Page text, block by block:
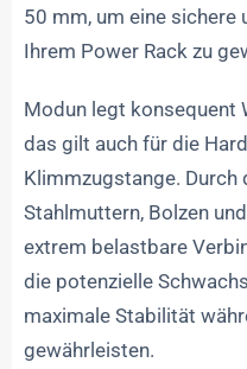
50 mm, um eine sichere
Ihrem Power Rack zu
Modun legt konsequent
das gilt auch für die
Klimmzugstange. Durch
Stahlmuttern, Bolzen
extrem belastbare
die potenzielle
maximale Stabilität
gewährleisten.